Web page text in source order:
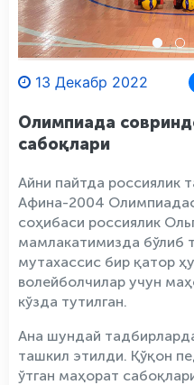
13 Декабр 2022
Олимпиада
сабоқлари
Айни пайтда россиялик
Афина-2004
соҳибаси россиялик
мамлакатимизда бўлиб
мутахассис бир қатор
волейболчилар учун
кўзда тутилган.
Ана шундай
ташкил этилди. Қўқон
ўтган маҳорат